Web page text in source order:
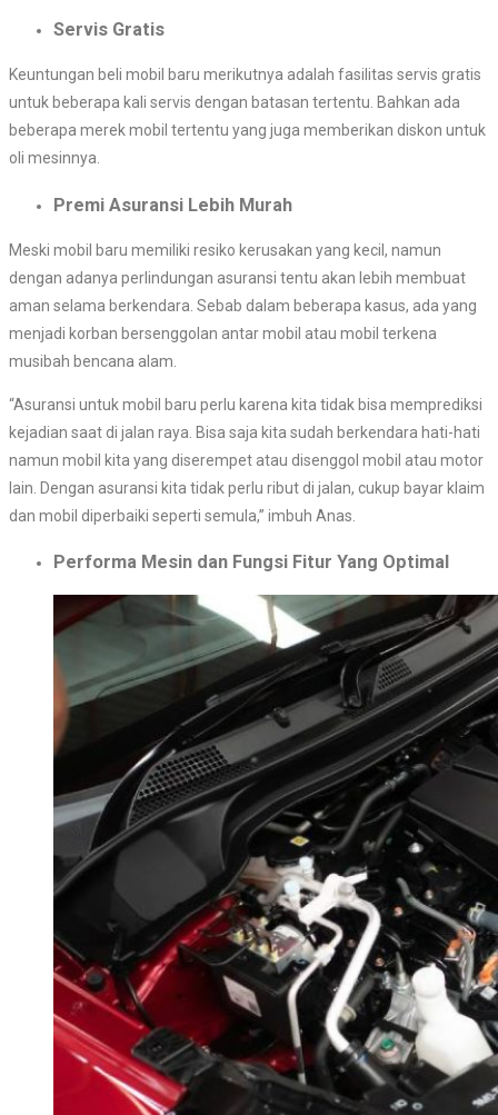
Servis Gratis
Keuntungan beli mobil baru merikutnya adalah fasilitas servis gratis
untuk beberapa kali servis dengan batasan tertentu. Bahkan ada
beberapa merek mobil tertentu yang juga memberikan diskon untuk
oli mesinnya.
Premi Asuransi Lebih Murah
Meski mobil baru memiliki resiko kerusakan yang kecil, namun
dengan adanya perlindungan asuransi tentu akan lebih membuat
aman selama berkendara. Sebab dalam beberapa kasus, ada yang
menjadi korban bersenggolan antar mobil atau mobil terkena
musibah bencana alam.
“Asuransi untuk mobil baru perlu karena kita tidak bisa memprediksi
kejadian saat di jalan raya. Bisa saja kita sudah berkendara hati-hati
namun mobil kita yang diserempet atau disenggol mobil atau motor
lain. Dengan asuransi kita tidak perlu ribut di jalan, cukup bayar klaim
dan mobil diperbaiki seperti semula,” imbuh Anas.
Performa Mesin dan Fungsi Fitur Yang Optimal